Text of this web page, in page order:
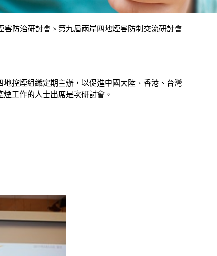
害防治研討會 > 第九屆兩岸四地煙害防制交流研討會
控煙組織定期主辦，以促進中國大陸、香港、台灣
工作的人士出席是次研討會。